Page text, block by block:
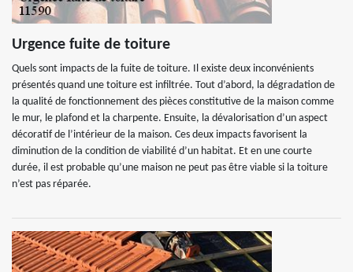
Urgence fuite de toiture
Quels sont impacts de la fuite de toiture. Il existe deux inconvénients
présentés quand une toiture est infiltrée. Tout d’abord, la dégradation de
la qualité de fonctionnement des pièces constitutive de la maison comme
le mur, le plafond et la charpente. Ensuite, la dévalorisation d’un aspect
décoratif de l’intérieur de la maison. Ces deux impacts favorisent la
diminution de la condition de viabilité d’un habitat. Et en une courte
durée, il est probable qu’une maison ne peut pas être viable si la toiture
n’est pas réparée.